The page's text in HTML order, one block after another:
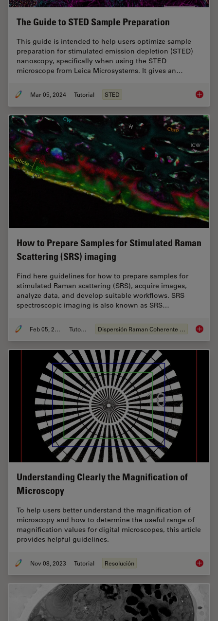
The Guide to STED Sample Preparation
This guide is intended to help users optimize sample
preparation for stimulated emission depletion (STED)
nanoscopy, specifically when using the STED
microscope from Leica Microsystems. It gives an…
Mar 05, 2024 Tutorial STED The
How to Prepare Samples for Stimulated Raman
Scattering (SRS) imaging
Find here guidelines for how to prepare samples for
stimulated Raman scattering (SRS), acquire images,
analyze data, and develop suitable workflows. SRS
spectroscopic imaging is also known as SRS…
Feb 05, 2024 Tutorial Dispersión Raman Coherente (CRS) How to
Understanding Clearly the Magnification of
Microscopy
To help users better understand the magnification of
microscopy and how to determine the useful range of
magnification values for digital microscopes, this article
provides helpful guidelines.
Nov 08, 2023 Tutorial Resolución